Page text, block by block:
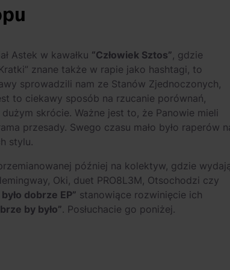
Astek w kawałku “Człowiek Sztos”, gdzie
znane także w rapie jako hashtagi, to
sprowadzili nam ze Stanów Zjednoczonych,
to ciekawy sposób na rzucanie porównań,
skrócie. Ważne jest to, że Panowie mieli
przesady. Swego czasu mało było raperów
stylu.
później na kolektyw, gdzie
Oki, duet PRO8L3M, Otsochodzi czy
było dobrze EP” stanowiące rozwinięcie ich
by było”. Posłuchacie go poniżej.